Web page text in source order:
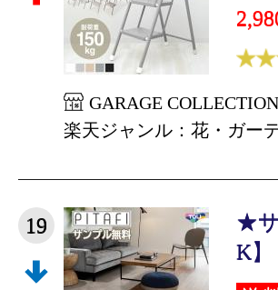
GARAGE COLLECTION
楽天ジャンル：花・ガー
19
★
K